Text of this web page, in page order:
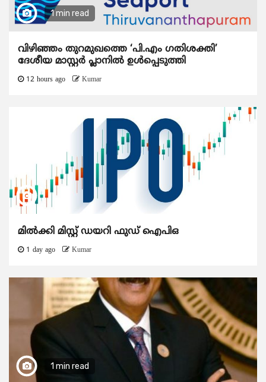
1 min read
വിഴിഞ്ഞം തുറമുഖത്തെ ‘പി.എം ഗതിശക്തി’
ദേശീയ മാസ്റ്റർ പ്ലാനിൽ ഉൾപ്പെടുത്തി
12 hours ago Kumar
മിൽക്കി മിസ്റ്റ് ഡയറി ഫുഡ് ഐപിഒ
1 day ago Kumar
1 min read